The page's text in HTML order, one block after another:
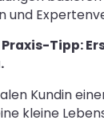
und
Tipp:
Kundin
kleine